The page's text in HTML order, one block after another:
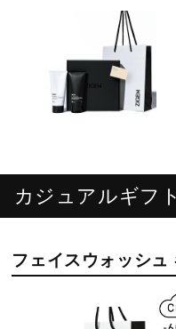
カジュアルギフト
フェイスウォッシ